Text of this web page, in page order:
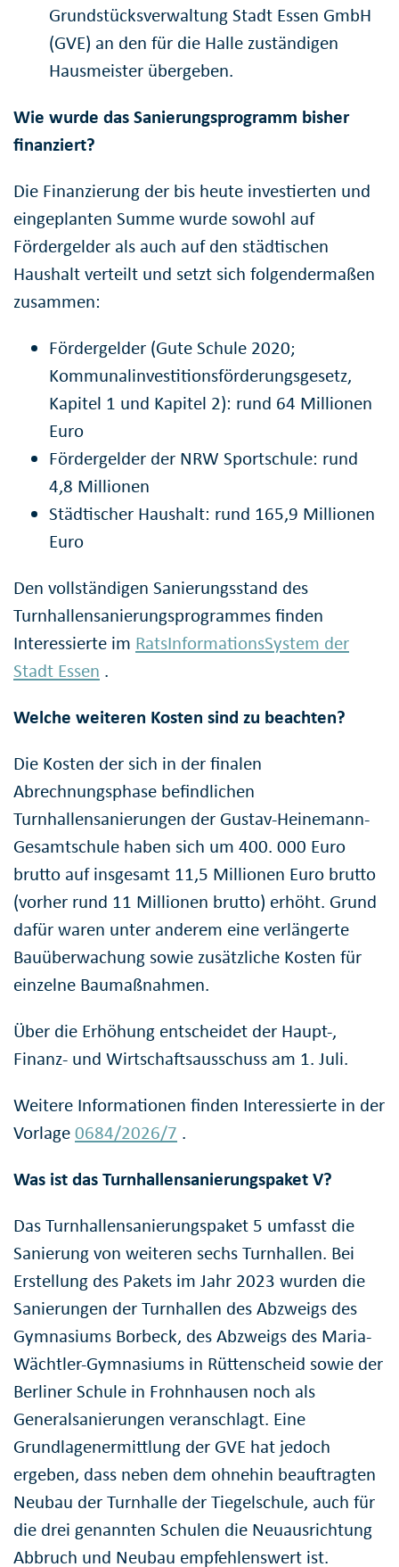
Grundstücksverwaltung Stadt Essen GmbH
(GVE) an den für die Halle zuständigen
Hausmeister übergeben.
Wie wurde das Sanierungsprogramm bisher
finanziert?
Die Finanzierung der bis heute investierten und
eingeplanten Summe wurde sowohl auf
Fördergelder als auch auf den städtischen
Haushalt verteilt und setzt sich folgendermaßen
zusammen:
Fördergelder (Gute Schule 2020;
Kommunalinvestitionsförderungsgesetz,
Kapitel 1 und Kapitel 2): rund 64 Millionen
Euro
Fördergelder der NRW Sportschule: rund
4,8 Millionen
Städtischer Haushalt: rund 165,9 Millionen
Euro
Den vollständigen Sanierungsstand des
Turnhallensanierungsprogrammes finden
Interessierte im RatsInformationsSystem der
Stadt Essen .
Welche weiteren Kosten sind zu beachten?
Die Kosten der sich in der finalen
Abrechnungsphase befindlichen
Turnhallensanierungen der Gustav-Heinemann-
Gesamtschule haben sich um 400. 000 Euro
brutto auf insgesamt 11,5 Millionen Euro brutto
(vorher rund 11 Millionen brutto) erhöht. Grund
dafür waren unter anderem eine verlängerte
Bauüberwachung sowie zusätzliche Kosten für
einzelne Baumaßnahmen.
Über die Erhöhung entscheidet der Haupt-,
Finanz- und Wirtschaftsausschuss am 1. Juli.
Weitere Informationen finden Interessierte in der
Vorlage0684/2026/7 .
Was ist das Turnhallensanierungspaket V?
Das Turnhallensanierungspaket 5 umfasst die
Sanierung von weiteren sechs Turnhallen. Bei
Erstellung des Pakets im Jahr 2023 wurden die
Sanierungen der Turnhallen des Abzweigs des
Gymnasiums Borbeck, des Abzweigs des Maria-
Wächtler-Gymnasiums in Rüttenscheid sowie der
Berliner Schule in Frohnhausen noch als
Generalsanierungen veranschlagt. Eine
Grundlagenermittlung der GVE hat jedoch
ergeben, dass neben dem ohnehin beauftragten
Neubau der Turnhalle der Tiegelschule, auch für
die drei genannten Schulen die Neuausrichtung
Abbruch und Neubau empfehlenswert ist.